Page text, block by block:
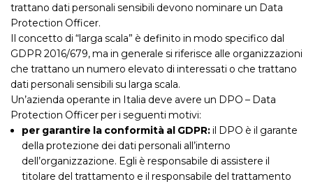
trattano dati personali sensibili devono nominare un Data
Protection Officer.
Il concetto di “larga scala” è definito in modo specifico dal
GDPR 2016/679, ma in generale si riferisce alle organizzazioni
che trattano un numero elevato di interessati o che trattano
dati personali sensibili su larga scala.
Un’azienda operante in Italia deve avere un DPO – Data
Protection Officer per i seguenti motivi:
per garantire la conformità al GDPR:il DPO è il garante
della protezione dei dati personali all’interno
dell’organizzazione. Egli è responsabile di assistere il
titolare del trattamento e il responsabile del trattamento